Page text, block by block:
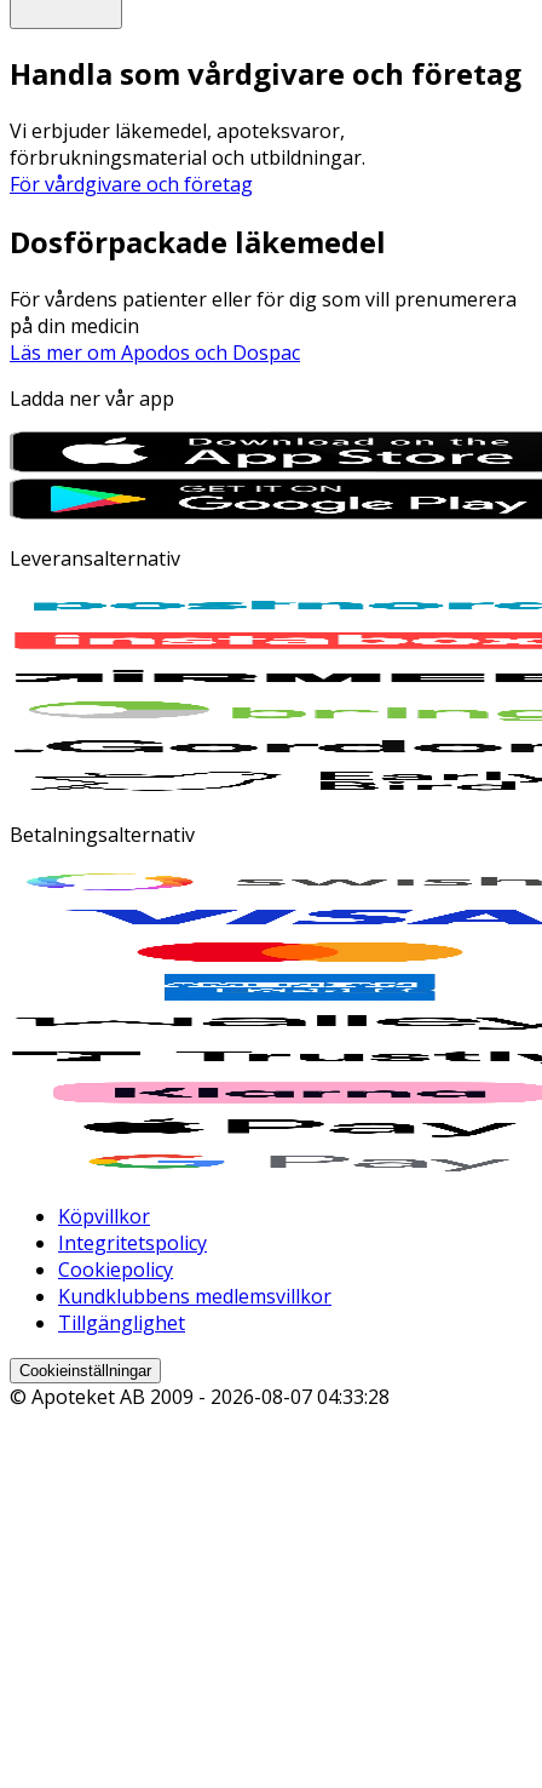
Handla som vårdgivare och företag
Vi erbjuder läkemedel, apoteksvaror,
förbrukningsmaterial och utbildningar.
För vårdgivare och företag
Dosförpackade läkemedel
För vårdens patienter eller för dig som vill prenumerera
på din medicin
Läs mer om Apodos och Dospac
Ladda ner vår app
Leveransalternativ
Betalningsalternativ
Köpvillkor
Integritetspolicy
Cookiepolicy
Kundklubbens medlemsvillkor
Tillgänglighet
Cookieinställningar
© Apoteket AB 2009 - 2026-08-07 04:33:28